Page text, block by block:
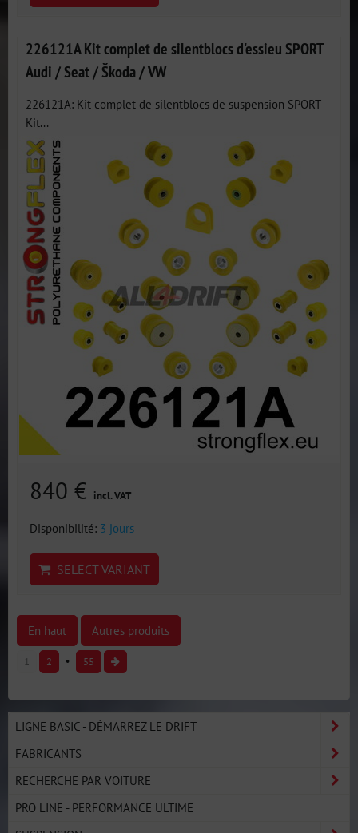
226121A Kit complet de silentblocs d'essieu SPORT
Audi / Seat / Škoda / VW
226121A: Kit complet de silentblocs de suspension SPORT -
Kit...
840 € incl. VAT
Disponibilité: 3 jours
SELECT VARIANT
En haut Autres produits
1 2 55
LIGNE BASIC - DÉMARREZ LE DRIFT
FABRICANTS
RECHERCHE PAR VOITURE
PRO LINE - PERFORMANCE ULTIME